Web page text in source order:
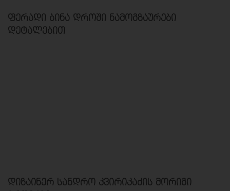
ფერადი ბინა დროში ნამოგზაურები
დეტალებით
დიზაინერ სანდრო კვირიკაძის მორიგი